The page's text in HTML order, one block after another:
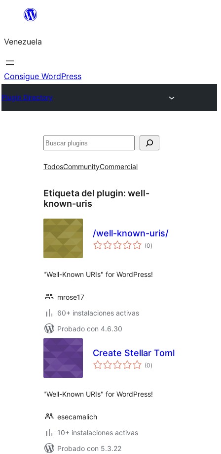
Saltar
contenido
Venezuela
Consigue WordPress
Plugin Directory
Buscar
TodosCommunityCommercial
Etiqueta del plugin: well-
known-uris
/well-known-uris/
(0total
de
)
"Well-Known URIs" for WordPress!
mrose17
60+ instalaciones activas
Probado con 4.6.30
Create Stellar Toml
(0total
de
)
"Well-Known URIs" for WordPress!
esecamalich
10+ instalaciones activas
Probado con 5.3.22